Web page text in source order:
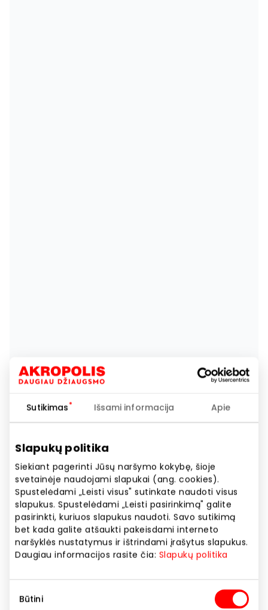
Sutikimas Išsami informacija Apie
Slapukų politika
Siekiant pagerinti Jūsų naršymo kokybę, šioje
svetainėje naudojami slapukai (ang. cookies).
Spustelėdami „Leisti visus" sutinkate naudoti visus
slapukus. Spustelėdami „Leisti pasirinkimą" galite
pasirinkti, kuriuos slapukus naudoti. Savo sutikimą
bet kada galite atšaukti pakeisdami interneto
naršyklės nustatymus ir ištrindami įrašytus slapukus.
Daugiau informacijos rasite čia: Slapukų politika
pasirinkimas
Būtini